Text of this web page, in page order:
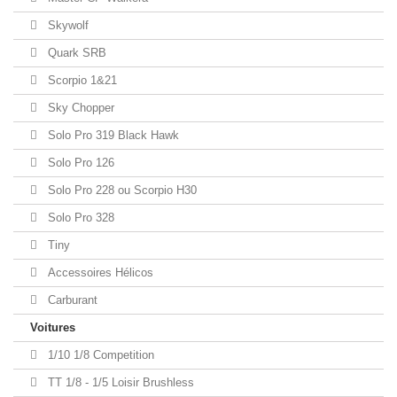
Skywolf
Quark SRB
Scorpio 1&21
Sky Chopper
Solo Pro 319 Black Hawk
Solo Pro 126
Solo Pro 228 ou Scorpio H30
Solo Pro 328
Tiny
Accessoires Hélicos
Carburant
Voitures
1/10 1/8 Competition
TT 1/8 - 1/5 Loisir Brushless